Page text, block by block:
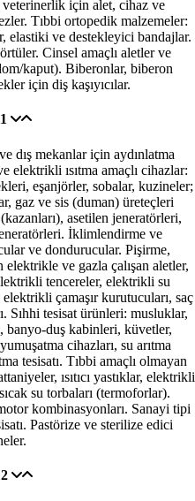
için alet, cihaz ve
Tıbbi ortopedik malzemeler:
elastiki ve destekleyici bandajlar.
Cinsel amaçlı aletler ve
kaput). Biberonlar, biberon
için diş kaşıyıcılar.
dış mekanlar için aydınlatma
elektrikli ısıtma amaçlı cihazlar:
eşanjörler, sobalar, kuzineler;
gaz ve sis (duman) üreteçleri
asetilen jeneratörleri,
İklimlendirme ve
ve dondurucular. Pişirme,
ve gazla çalışan aletler,
tencereler, elektrikli su
çamaşır kurutucuları, saç
Sıhhi tesisat ürünleri: musluklar,
banyo-duş kabinleri, küvetler,
cihazları, su arıtma
tesisatı. Tıbbi amaçlı olmayan
ısıtıcı yastıklar, elektrikli
su torbaları (termoforlar).
kombinasyonları. Sanayi tipi
Pastörize ve sterilize edici